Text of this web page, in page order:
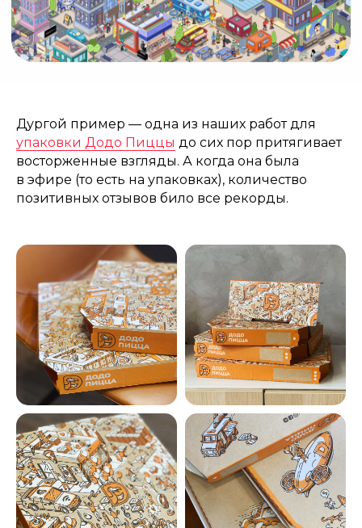
Дургой пример — одна из наших работ для
упаковки Додо Пиццы до сих пор притягивает
восторженные взгляды. А когда она была
в эфире (то есть на упаковках), количество
позитивных отзывов било все рекорды.
ДЗЕН